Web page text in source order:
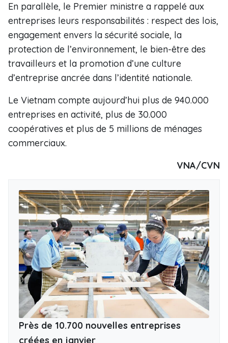
En parallèle, le Premier ministre a rappelé aux
entreprises leurs responsabilités : respect des lois,
engagement envers la sécurité sociale, la
protection de l’environnement, le bien-être des
travailleurs et la promotion d’une culture
d’entreprise ancrée dans l’identité nationale.
Le Vietnam compte aujourd’hui plus de 940.000
entreprises en activité, plus de 30.000
coopératives et plus de 5 millions de ménages
commerciaux.
VNA/CVN
Près de 10.700 nouvelles entreprises
créées en janvier